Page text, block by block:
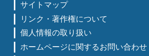
サイトマップ
リンク・著作権について
個人情報の取り扱い
ホームページに関するお問い合わせ